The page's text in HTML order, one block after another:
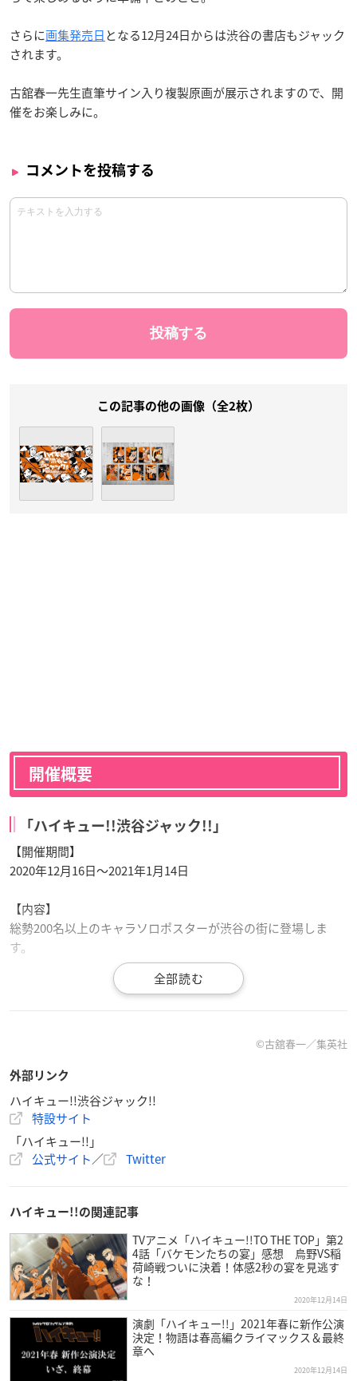
さらに画集発売日となる12月24日からは渋谷の書店もジャック
されます。
古舘春一先生直筆サイン入り複製原画が展示されますので、開
催をお楽しみに。
コメントを投稿する
この記事の他の画像（全2枚）
開催概要
「ハイキュー!!渋谷ジャック!!」
【開催期間】
2020年12月16日～2021年1月14日
【内容】
総勢200名以上のキャラソロポスターが渋谷の街に登場しま
す。
#ハイキュー渋谷ジャック特設WEBが
2020年12月16日～2021年1月14日の期間、総勢200名以上
のキャラソロポスターが渋谷の街をジャック！このご時世
ですので地方の方や外出を自粛されている方もおうちで楽
しめるように準備中です！詳しくはコチラ！
MUYIZFGV
©古舘春一／集英社
外部リンク
ハイキュー!!渋谷ジャック!!
特設サイト
「ハイキュー!!」
公式サイト／ Twitter
ハイキュー!!の関連記事
TVアニメ「ハイキュー!!TO THE TOP」第2
4話「バケモンたちの宴」感想 烏野VS稲
荷崎戦ついに決着！体感2秒の宴を見逃す
な！
2020年12月14日
演劇「ハイキュー!!」2021年春に新作公演
決定！物語は春高編クライマックス＆最終
章へ
2020年12月14日